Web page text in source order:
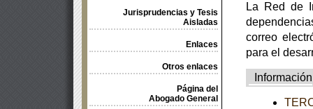
Jurisprudencias y Tesis
Aisladas
Enlaces
Otros enlaces
Página del
Abogado General
La Red de
correo
para el
Información